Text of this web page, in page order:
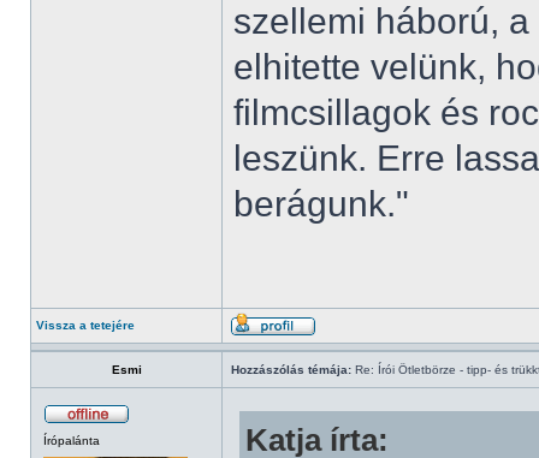
szellemi háború,
elhitette velünk,
filmcsillagok és
leszünk. Erre
berágunk."
Vissza a tetejére
Esmi Hozzászólás témája: Re: Írói Ötletbörze - tipp- és
Írópalánta Katja írta: